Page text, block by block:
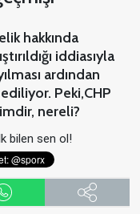
hakkında
iddiasıyla
ardından
Peki,CHP
nereli?
bilen sen ol!